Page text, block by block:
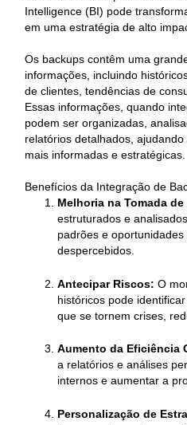
Intelligence (BI) pode
em uma estratégia de alto
Os backups contêm uma
informações, incluindo
de clientes, tendências de
Essas informações, quando
podem ser organizadas,
relatórios detalhados,
mais informadas e estratégicas.
Benefícios da Integração de
Melhoria na Tomada
estruturados e
padrões e
despercebidos.
Antecipar Riscos: O
históricos pode
que se tornem crises,
Aumento da Eficiência
a relatórios e análises
internos e aumentar a
Personalização de